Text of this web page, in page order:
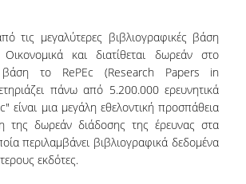
τις μεγαλύτερες βιβλιογραφικές βάση
και διατίθεται δωρεάν στο
βάση το RePEc (Research Papers in
πάνω από 5.200.000 ερευνητικά
είναι μια μεγάλη εθελοντική προσπάθεια
της δωρεάν διάδοσης της έρευνας στα
περιλαμβάνει βιβλιογραφικά δεδομένα
εκδότες.